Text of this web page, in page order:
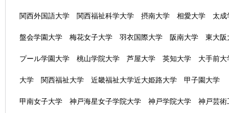
関西外国語大学 関西福祉科学大学 摂南大学 相愛大学 太成
盤会学園大学 梅花女子大学 羽衣国際大学 阪南大学 東大阪
プール学園大学 桃山学院大学 芦屋大学 英知大学 大手前大
大学 関西福祉大学 近畿福祉大学近大姫路大学 甲子園大学
甲南女子大学 神戸海星女子学院大学 神戸学院大学 神戸芸術